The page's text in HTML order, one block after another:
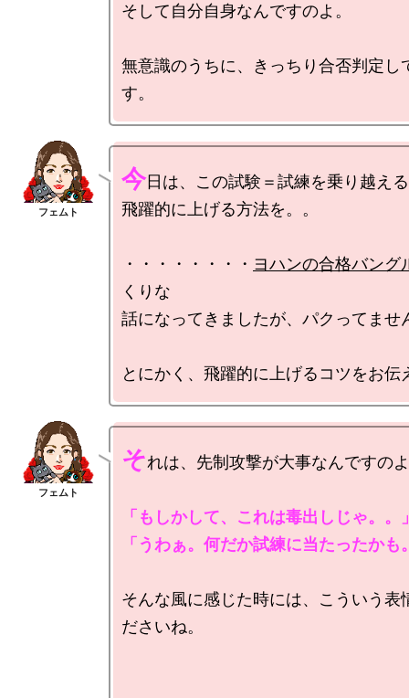
そして自分自身なんですのよ。
無意識のうちに、きっちり合否判定し
今日は、この試験＝試練を乗り越え
飛躍的に上げる方法を。。
・・・・・・・・ ヨハンの合格バング
くりな
話になってきましたが、パクってませ
それは、先制攻撃が大事なんですの
「もしかして、これは毒出しじゃ。。
「うわぁ。何だか試練に当たったかも
そんな風に感じた時には、こういう表
ださいね。